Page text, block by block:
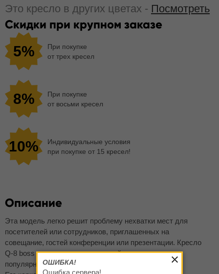
Это кресло в других цветах - Посмотреть
Скидки при крупном заказе
5%
При покупке
от трех кресел
8%
При покупке
от восьми кресел
10%
Индивидуальные условия
при покупке от 15 кресел!
Описание
Эта модель легко решит проблему нехватки мест для
посетителей или сотрудников, приглашенных на
совещание, гостей конференции или презентации. Кресло
Q-8 boss пользуется заслуженной известностью и
популярностью.ОШИБКА!
Ошибка сервера!